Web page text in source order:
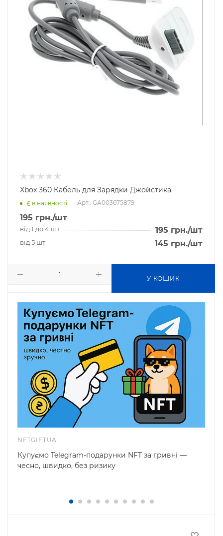
Xbox 360 Кабель для Зарядки Джойстика
Є в наявності Арт.: GA003675879
195 грн./шт
від 1 до 4 шт 195 грн./шт
від 5 шт 145 грн./шт
У КОШИК
NFTGIFTUA
Купуємо Telegram-подарунки NFT за гривні —
чесно, швидко, без ризику